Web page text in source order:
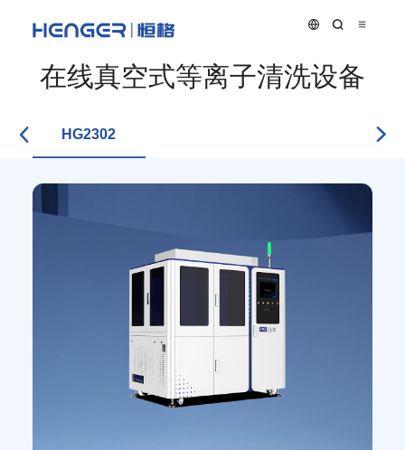
在线真空式等离子清洗设备
HG2302